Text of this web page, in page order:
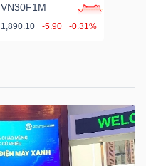
VN30F1M
1,890.10 -5.90 -0.31%